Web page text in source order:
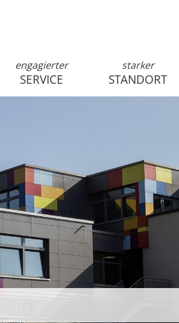
engagierter
SERVICE
starker
STANDORT